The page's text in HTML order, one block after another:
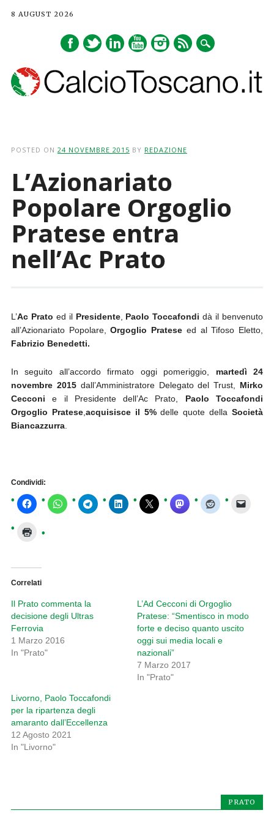
8 AUGUST 2026
POSTED ON 24 NOVEMBRE 2015 BY REDAZIONE
L’Azionariato
Popolare Orgoglio
Pratese entra
nell’Ac Prato
L’Ac Prato ed il Presidente, Paolo Toccafondi dà il benvenuto
all’Azionariato Popolare,Orgoglio Pratese ed al Tifoso Eletto,
Fabrizio Benedetti.
In seguito all’accordo firmato oggi pomeriggio, martedì 24
novembre 2015 dall’Amministratore Delegato del Trust, Mirko
Cecconi e il Presidente dell’Ac Prato, Paolo Toccafondi
Orgoglio Pratese,acquisisce il 5%delle quote dellaSocietà
Biancazzurra.
Condividi:
Correlati
Il Prato commenta la
decisione degli Ultras
Ferrovia
1 Marzo 2016
In "Prato"
L’Ad Cecconi di Orgoglio
Pratese: “Smentisco in modo
forte e deciso quanto uscito
oggi sui media locali e
nazionali”
7 Marzo 2017
In "Prato"
Livorno, Paolo Toccafondi
per la ripartenza degli
amaranto dall’Eccellenza
12 Agosto 2021
In "Livorno"
PRATO